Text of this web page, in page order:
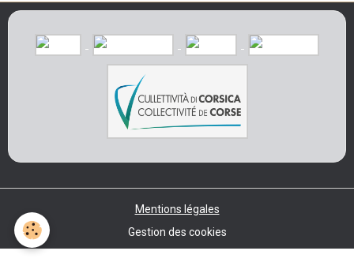
Mentions légales
Gestion des cookies